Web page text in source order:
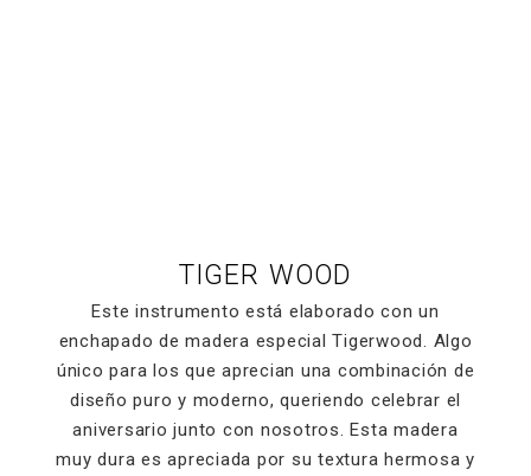
TIGER WOOD
Este instrumento está elaborado con un
enchapado de madera especial Tigerwood. Algo
único para los que aprecian una combinación de
diseño puro y moderno, queriendo celebrar el
aniversario junto con nosotros. Esta madera
muy dura es apreciada por su textura hermosa y